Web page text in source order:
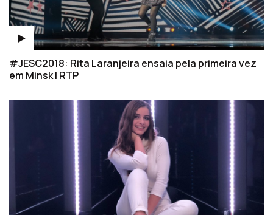
#JESC2018: Rita Laranjeira ensaia pela primeira vez
em Minsk | RTP